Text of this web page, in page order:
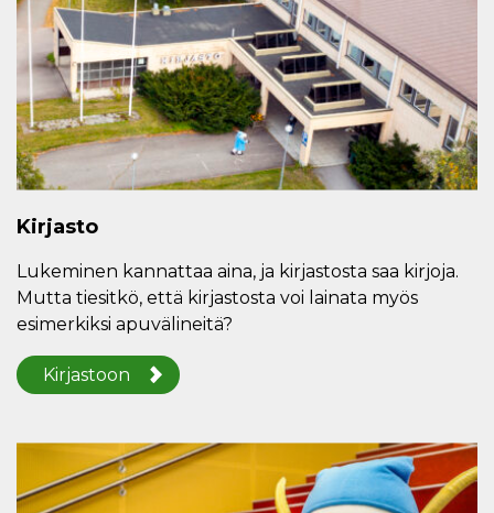
Kirjasto
Lukeminen kannattaa aina, ja kirjastosta saa kirjoja.
Mutta tiesitkö, että kirjastosta voi lainata myös
esimerkiksi apuvälineitä?
Kirjastoon